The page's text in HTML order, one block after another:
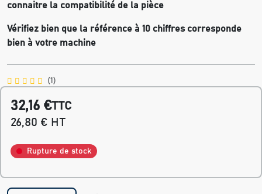
connaitre la compatibilité de la pièce
Vérifiez bien que la référence à 10 chiffres corresponde
bien à votre machine
(1)
32,16 €TTC
26,80 € HT
Rupture de stock